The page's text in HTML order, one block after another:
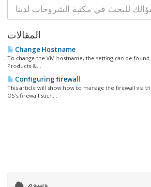
المقالات
Change Hostname
To change the VM hostname, the setting can be found
Products &...
Configuring firewall
This article will show how to manage the firewall via
OS's firewall such...
وسوم